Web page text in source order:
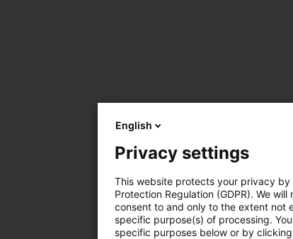
English
Privacy settings
This website protects your privacy by
Protection Regulation (GDPR). We
consent to and only to the extent not
specific purpose(s) of processing.
specific purposes below or by